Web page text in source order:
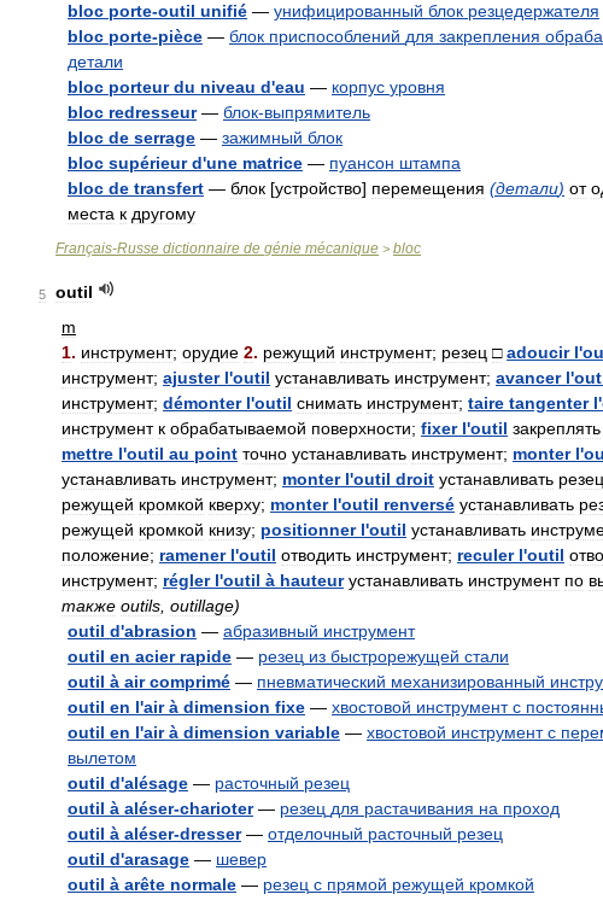
bloc porte-outil unifié — унифицированный блок резцедержателя
bloc porte-pièce — блок приспособлений для закрепления
детали
bloc porteur du niveau d'eau — корпус уровня
bloc redresseur — блок-выпрямитель
bloc de serrage — зажимный блок
bloc supérieur d'une matrice — пуансон штампа
bloc de transfert — блок [устройство] перемещения (детали) от
места к другому
Français-Russe dictionnaire de génie mécanique > bloc
5
outil
m
1. инструмент; орудие 2. режущий инструмент; резец □ adoucir l'
инструмент; ajuster l'outil устанавливать инструмент; avancer l'
инструмент; démonter l'outil снимать инструмент; taire tangenter l'
инструмент к обрабатываемой поверхности; fixer l'outil закреплять
mettre l'outil au point точно устанавливать инструмент; monter l'
устанавливать инструмент; monter l'outil droit устанавливать резец
режущей кромкой кверху; monter l'outil renversé устанавливать
режущей кромкой книзу; positionner l'outil устанавливать
положение; ramener l'outil отводить инструмент; reculer l'outil
инструмент; régler l'outil à hauteur устанавливать инструмент по
также outils outillage)
outil d'abrasion — абразивный инструмент
outil en acier rapide — резец из быстрорежущей стали
outil à air comprimé — пневматический механизированный
outil en l'air à dimension fixe — хвостовой инструмент с
outil en l'air à dimension variable — хвостовой инструмент с
вылетом
outil d'alésage — расточный резец
outil à aléser-charioter — резец для растачивания на проход
outil à aléser-dresser — отделочный расточный резец
outil d'arasage — шевер
outil à arête normale — резец с прямой режущей кромкой